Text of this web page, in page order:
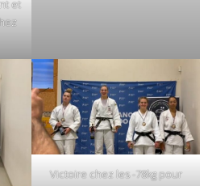
et
Victoire chez les -78kg pour